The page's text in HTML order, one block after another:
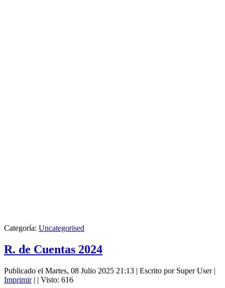
Categoría: Uncategorised
R. de Cuentas 2024
Publicado el Martes, 08 Julio 2025 21:13 | Escrito por Super User|
Imprimir| | Visto: 616